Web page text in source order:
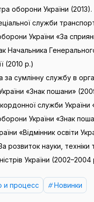
оборони України (2013).
служби
України «За
Начальника
(2010 р.)
сумлінну службу в
«Знак пошани»
служби України
України «Знак
«Відмінник освіти
розвиток науки, техніки
України (2002–2004
и процесс Новинки